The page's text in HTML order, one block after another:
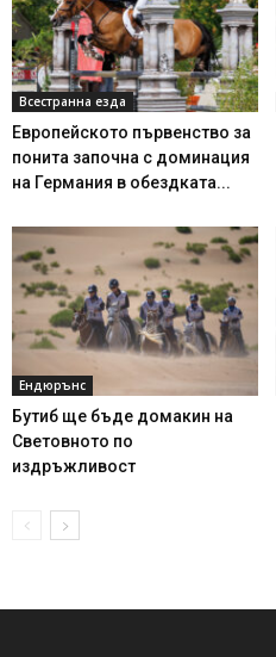
Всестранна езда
Европейското първенство за
понита започна с доминация
на Германия в обездката...
Ендюрънс
Бутиб ще бъде домакин на
Световното по
издръжливост